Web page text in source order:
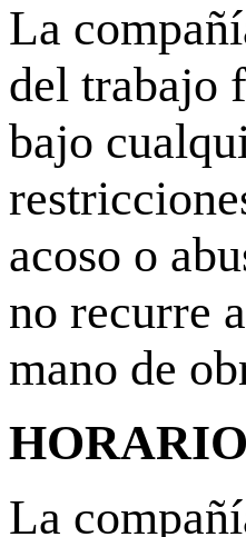
La
del trabajo
bajo
acoso o
no recurre
mano de
La